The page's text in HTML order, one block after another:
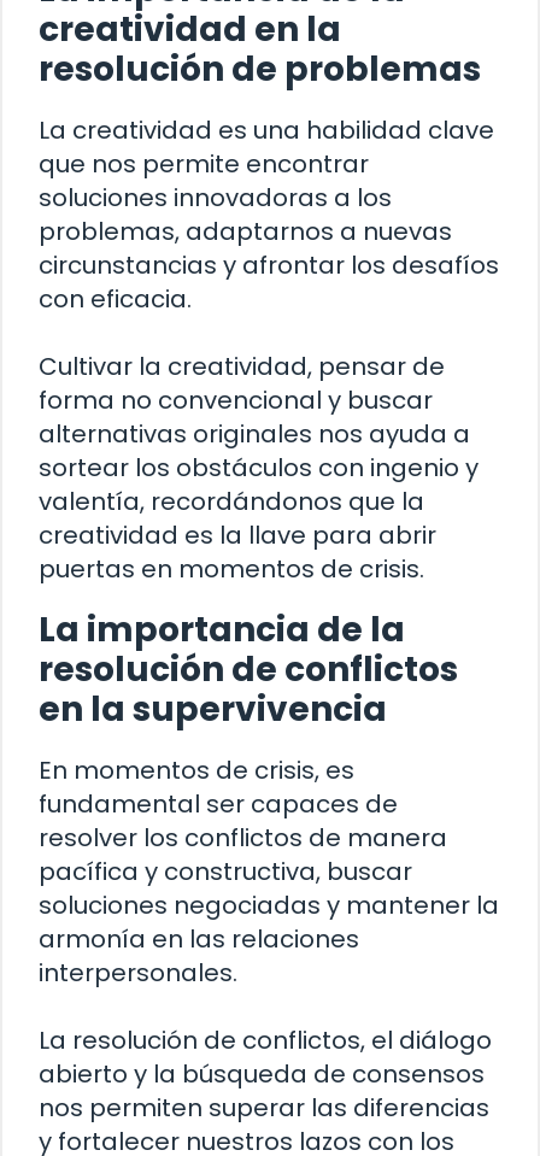
creatividad en la
resolución de problemas
La creatividad es una habilidad clave
que nos permite encontrar
soluciones innovadoras a los
problemas, adaptarnos a nuevas
circunstancias y afrontar los desafíos
con eficacia.
Cultivar la creatividad, pensar de
forma no convencional y buscar
alternativas originales nos ayuda a
sortear los obstáculos con ingenio y
valentía, recordándonos que la
creatividad es la llave para abrir
puertas en momentos de crisis.
La importancia de la
resolución de conflictos
en la supervivencia
En momentos de crisis, es
fundamental ser capaces de
resolver los conflictos de manera
pacífica y constructiva, buscar
soluciones negociadas y mantener la
armonía en las relaciones
interpersonales.
La resolución de conflictos, el diálogo
abierto y la búsqueda de consensos
nos permiten superar las diferencias
y fortalecer nuestros lazos con los